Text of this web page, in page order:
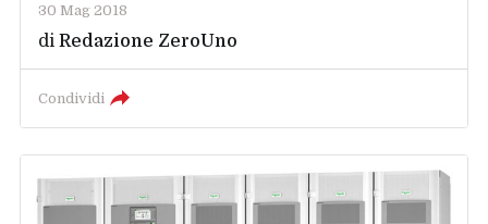
30 Mag 2018
diRedazione ZeroUno
Condividi